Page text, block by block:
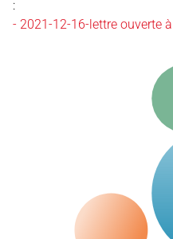
:
- 2021-12-16-lettre ouverte